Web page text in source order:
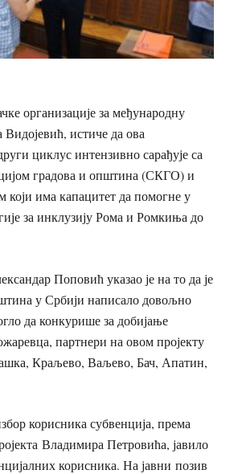
организације за међународну
истиче да ова
циклус интензивно сарађује са
градова и општина (СКГО) и
има капацитет да помогне у
за инклузију Рома и Ромкиња до
Поповић указао је на то да је
у Србији написало довољно
да конкурише за добијање
партнери на овом пројекту
Краљево, Ваљево, Бач, Апатин,
корисника субвенција, према
Владимира Петровића, јавило
корисника. На јавни позив